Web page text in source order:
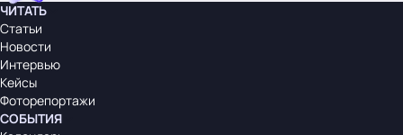
ЧИТАТЬ
Статьи
Новости
Интервью
Кейсы
Фоторепортажи
СОБЫТИЯ